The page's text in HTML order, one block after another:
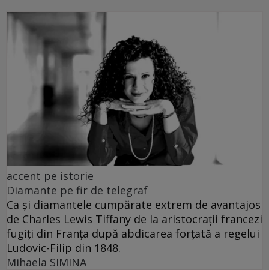
accent pe istorie
Diamante pe fir de telegraf
Ca și diamantele cumpărate extrem de avantajos
de Charles Lewis Tiffany de la aristocrații francezi
fugiți din Franța după abdicarea forțată a regelui
Ludovic-Filip din 1848.
Mihaela SIMINA